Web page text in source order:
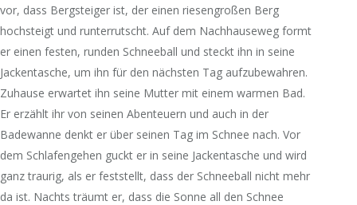
vor, dass Bergsteiger ist, der einen riesengroßen Berg
hochsteigt und runterrutscht. Auf dem Nachhauseweg formt
er einen festen, runden Schneeball und steckt ihn in seine
Jackentasche, um ihn für den nächsten Tag aufzubewahren.
Zuhause erwartet ihn seine Mutter mit einem warmen Bad.
Er erzählt ihr von seinen Abenteuern und auch in der
Badewanne denkt er über seinen Tag im Schnee nach. Vor
dem Schlafengehen guckt er in seine Jackentasche und wird
ganz traurig, als er feststellt, dass der Schneeball nicht mehr
da ist. Nachts träumt er, dass die Sonne all den Schnee